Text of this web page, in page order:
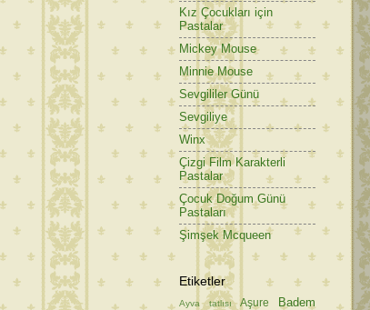
Kız Çocukları için
Pastalar
Mickey Mouse
Minnie Mouse
Sevgililer Günü
Sevgiliye
Winx
Çizgi Film Karakterli
Pastalar
Çocuk Doğum Günü
Pastaları
Şimşek Mcqueen
Etiketler
Ayva tatlısı Aşure Badem